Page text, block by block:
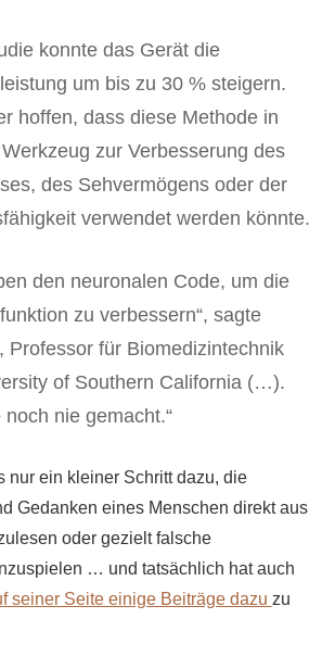
konnte das Gerät die
um bis zu 30 % steigern.
hoffen, dass diese Methode in
zur Verbesserung des
des Sehvermögens oder der
verwendet werden könnte.
den neuronalen Code, um die
zu verbessern“, sagte
Professor für Biomedizintechnik
of Southern California (…).
noch nie gemacht.“
nur ein kleiner Schritt dazu, die
Gedanken eines Menschen direkt aus
oder gezielt falsche
… und tatsächlich hat auch
seiner Seite einige Beiträge dazu zu